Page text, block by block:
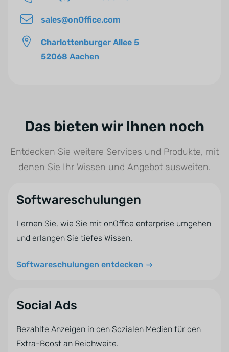
sales@onOffice.com
Charlottenburger Allee 5
52068 Aachen
Das bieten wir Ihnen noch
Entdecken Sie weitere Services und Produkte, mit
denen Sie Ihr Wissen und Angebot ausweiten.
Softwareschulungen
Lernen Sie, wie Sie mit onOffice enterprise umgehen
und erlangen Sie tiefes Wissen.
Softwareschulungen entdecken
Social Ads
Bezahlte Anzeigen in den Sozialen Medien für den
Extra-Boost an Reichweite.